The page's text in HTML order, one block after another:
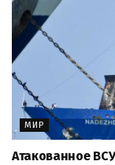
МИР
Атакованное